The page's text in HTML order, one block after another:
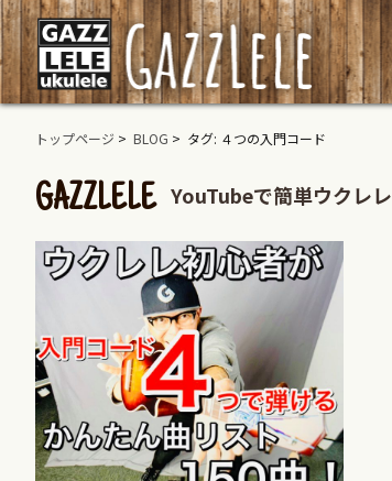
トップページ > BLOG > タグ: ４つの入門コード
GAZZLELE YouTubeで簡単ウクレレ